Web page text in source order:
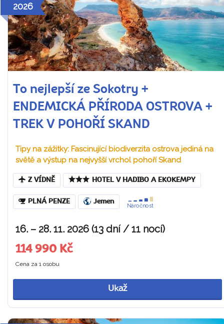
2026
To nejlepší ze Sokotry +
ENDEMICKÁ PŘÍRODA OSTROVA +
TREK V POHOŘÍ SKAND
Tipy na zážitky: Fascinující biodiverzita ostrova jediná na
světě a výstup na nejvyšší vrchol pohoří Skand
Z VÍDNĚ HOTEL V HADIBO A EKOKEMPY
PLNÁ PENZE Jemen
Náročnost
16. – 28. 11. 2026 (13 dní / 11 nocí)
114 990 Kč
Cena za 1 osobu
Ukaž